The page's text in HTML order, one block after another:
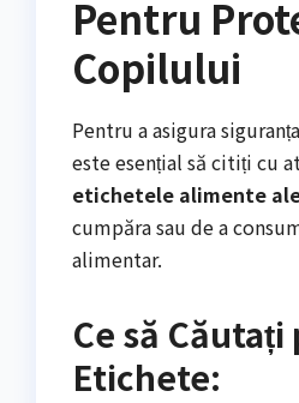
Pentru
Copilului
Pentru a asigura
este esențial să citiți cu
etichetele alimente
cumpăra sau de a
alimentar.
Ce să Căutați
Etichete: